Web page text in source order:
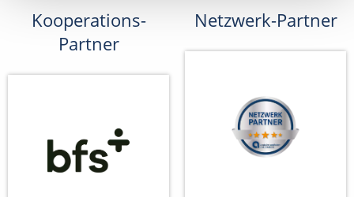
Kooperations-
Partner
Netzwerk-Partner